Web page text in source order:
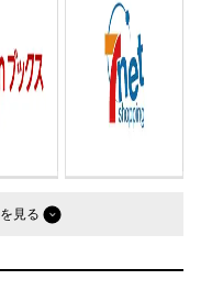
四六判